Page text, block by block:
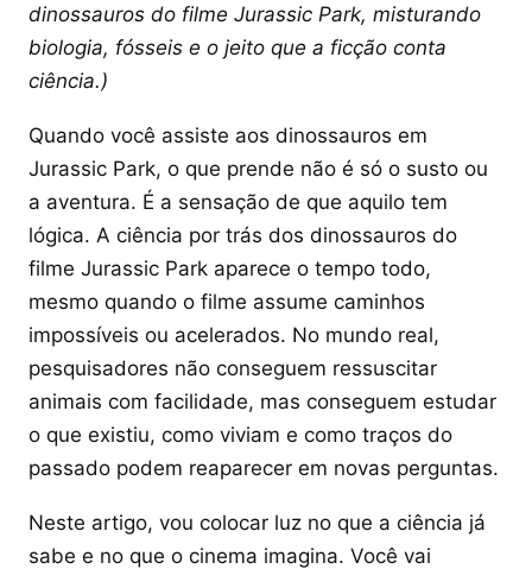
dinossauros do filme Jurassic Park, misturando
biologia, fósseis e o jeito que a ficção conta
ciência.)
Quando você assiste aos dinossauros em
Jurassic Park, o que prende não é só o susto ou
a aventura. É a sensação de que aquilo tem
lógica. A ciência por trás dos dinossauros do
filme Jurassic Park aparece o tempo todo,
mesmo quando o filme assume caminhos
impossíveis ou acelerados. No mundo real,
pesquisadores não conseguem ressuscitar
animais com facilidade, mas conseguem estudar
o que existiu, como viviam e como traços do
passado podem reaparecer em novas perguntas.
Neste artigo, vou colocar luz no que a ciência já
sabe e no que o cinema imagina. Você vai